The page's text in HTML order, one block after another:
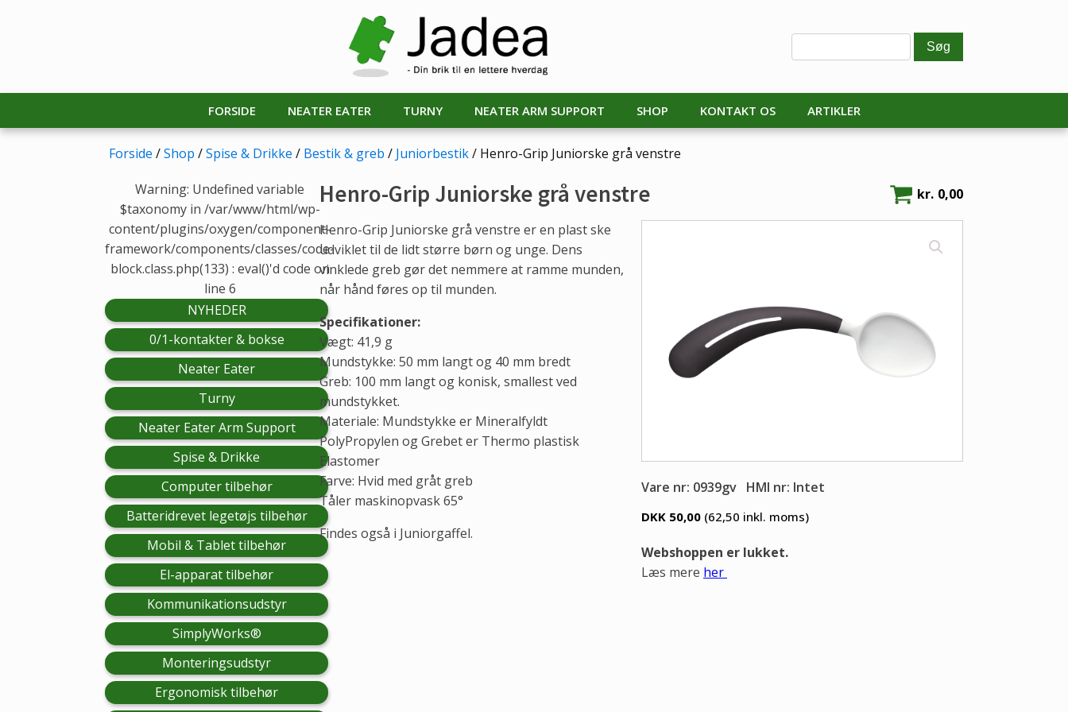
FORSIDE NEATER EATER TURNY NEATER ARM SUPPORT SHOP KONTAKT OS ARTIKLER
Forside /Shop /Spise & Drikke / Bestik & greb / Juniorbestik/ Henro-Grip Juniorske grå venstre
Warning: Undefined variable
$taxonomy in /var/www/html/wp-
content/plugins/oxygen/component-
framework/components/classes/code-
block.class.php(133) : eval()'d code on
line 6
NYHEDER
0/1-kontakter & bokse
Neater Eater
Turny
Neater Eater Arm Support
Spise & Drikke
Computer tilbehør
Batteridrevet legetøjs tilbehør
Mobil & Tablet tilbehør
El-apparat tilbehør
Kommunikationsudstyr
SimplyWorks®
Monteringsudstyr
Ergonomisk tilbehør
Henro-Grip Juniorske grå venstre kr. 0,00
Henro-Grip Juniorske grå venstre er en plast ske
udviklet til de lidt større børn og unge. Dens
vinklede greb gør det nemmere at ramme munden,
når hånd føres op til munden.
Specifikationer:
Vægt: 41,9 g
Mundstykke: 50 mm langt og 40 mm bredt
Greb: 100 mm langt og konisk, smallest ved
mundstykket.
Materiale: Mundstykke er Mineralfyldt
PolyPropylen og Grebet er Thermo plastisk
Elastomer
Farve: Hvid med gråt greb
Tåler maskinopvask 65°
Findes også i Juniorgaffel.
Vare nr: 0939gv HMI nr: Intet
DKK 50,00 (62,50 inkl. moms)
Webshoppen er lukket.
Læs mere her